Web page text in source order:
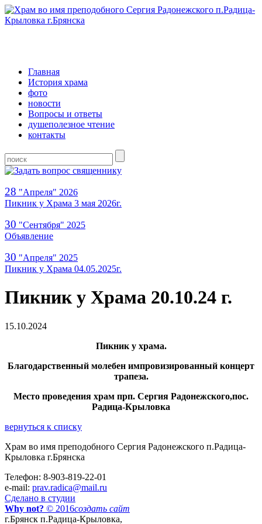
Главная
История храма
фото
новости
Вопросы и ответы
душеполезное чтение
контакты
28 Апреля
2026
Пикник у Храма 3 мая 2026г.
30 Сентября
2025
Объявление
30 Апреля
2025
Пикник у Храма 04.05.2025г.
Пикник у Храма 20.10.24 г.
15.10.2024
Пикник у храма.
Благодарственный молебен импровизированный концерт
трапеза.
Место проведения храм прп. Сергия Радонежского,пос.
Радица-Крыловка
вернуться к списку
Храм во имя преподобного Сергия Радонежского п.Радица-
Крыловка г.Брянска
Телефон: 8-903-819-22-01
e-mail: prav.radica@mail.ru
Сделано в студии
Why not? © 2016создать сайт
г.Брянск п.Радица-Крыловка,